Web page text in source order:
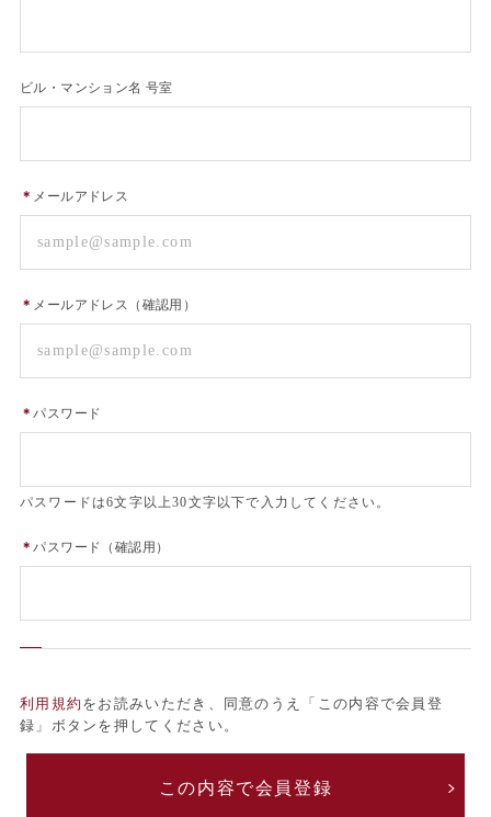
ビル・マンション名 号室
＊ メールアドレス
＊ メールアドレス（確認用）
＊パスワード
パスワードは6文字以上30文字以下で入力してください。
＊ パスワード（確認用）
利用規約 をお読みいただき、同意のうえ「この内容で会員登
録」ボタンを押してください。